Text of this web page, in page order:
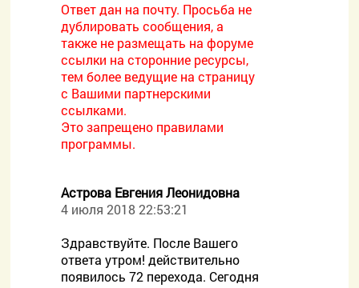
Ответ дан на почту. Просьба не
дублировать сообщения, а
также не размещать на форуме
ссылки на сторонние ресурсы,
тем более ведущие на страницу
с Вашими партнерскими
ссылками.
Это запрещено правилами
программы.
Астрова Евгения Леонидовна
4 июля 2018 22:53:21
Здравствуйте. После Вашего
ответа утром! действительно
появилось 72 перехода. Сегодня